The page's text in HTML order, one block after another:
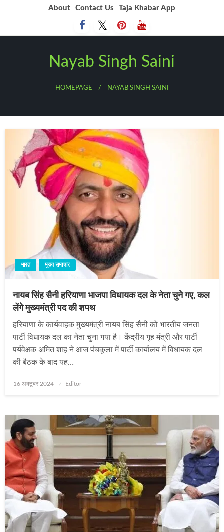
About Contact Us Taja Khabar App
Nayab Singh Saini
HOMEPAGE NAYAB SINGH SAINI
भारत मुख्य समाचार
नायब सिंह सैनी हरियाणा भाजपा विधायक दल के नेता चुने गए, कल
लेंगे मुख्यमंत्री पद की शपथ
हरियाणा के कार्यवाहक मुख्यमंत्री नायब सिंह सैनी को भारतीय जनता
पार्टी विधायक दल का नेता चुना गया है। केंद्रीय गृह मंत्री और पार्टी
पर्यवेक्षक अमित शाह ने आज पंचकूला में पार्टी कार्यालय में विधायक दल
की बैठक के बाद यह…
Posted
16 अक्टूबर 2024 Editor